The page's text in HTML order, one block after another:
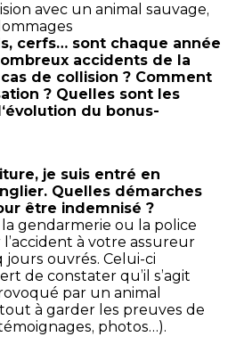
avec un animal sauvage,
cerfs… sont chaque année
accidents de la
de collision ? Comment
? Quelles sont les
du bonus-
je suis entré en
Quelles démarches
être indemnisé ?
gendarmerie ou la police
à votre assureur
jours ouvrés. Celui-ci
de constater qu’il s’agit
par un animal
à garder les preuves de
photos…).